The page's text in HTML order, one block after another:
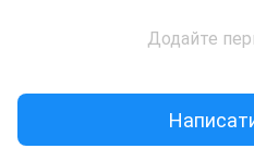
Додайте